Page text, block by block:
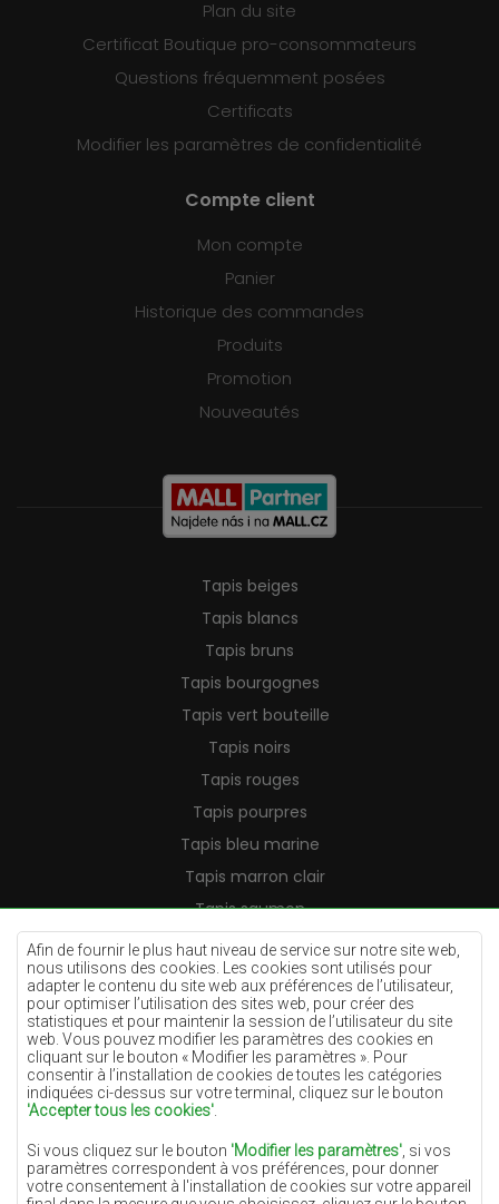
Afin de fournir le plus haut niveau de service sur notre site web,
nous utilisons des cookies. Les cookies sont utilisés pour
adapter le contenu du site web aux préférences de l’utilisateur,
pour optimiser l’utilisation des sites web, pour créer des
statistiques et pour maintenir la session de l’utilisateur du site
web. Vous pouvez modifier les paramètres des cookies en
cliquant sur le bouton « Modifier les paramètres ». Pour
consentir à l’installation de cookies de toutes les catégories
indiquées ci-dessus sur votre terminal, cliquez sur le bouton
'Accepter tous les cookies'
Si vous cliquez sur le bouton 'Modifier les paramètres' , si vos
paramètres correspondent à vos préférences, pour donner
votre consentement à l'installation de cookies sur votre appareil
Plan du site
Certificat Boutique pro-consommateurs
Questions fréquemment posées
Certificats
Modifier les paramètres de confidentialité
Compte client
Mon compte
Panier
Historique des commandes
Produits
Promotion
Nouveautés
Tapis beiges
Tapis blancs
Tapis bruns
Tapis bourgognes
Tapis vert bouteille
Tapis noirs
Tapis rouges
Tapis pourpres
Tapis bleu marine
Tapis marron clair
Tapis saumon
Tapis crème
Tapis lilas
Tapis jaunes
Tapis menthe
Tapis bleus
Tapis oranges
Tapis gris